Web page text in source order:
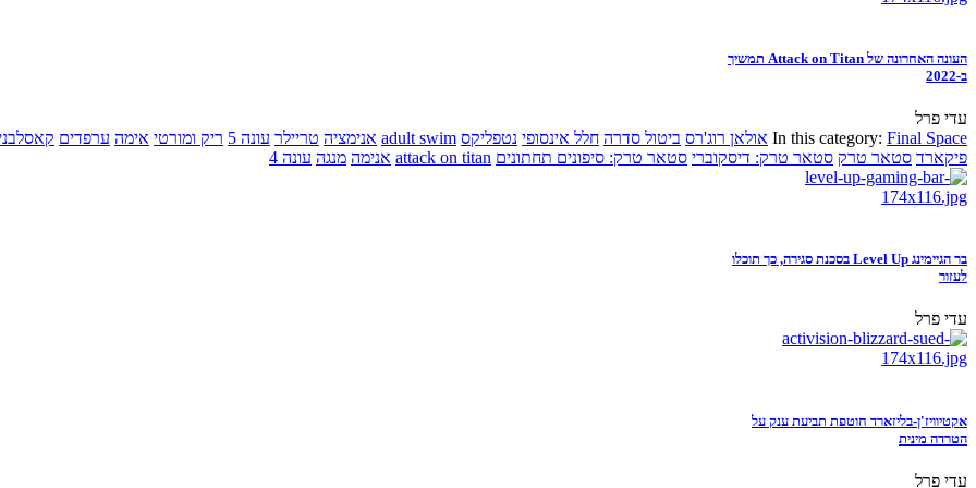
העונה האחרונה של Attack on Titan תמשיך
ב-2022
עדי פרל
In this category: Final Space אולאן רוג'רס ביטול סדרה חלל אינסופי נטפליקס adult swim אנימציה טריילר עונה 5 ריק ומורטי אימה ערפדים
פיקארד סטאר טרק סטאר טרק: דיסקוברי סטאר טרק: סיפונים תחתונים attack on titan אנימה מנגה עונה 4
בר הגיימינג Level Up בסכנת סגירה, כך תוכלו
לעזור
עדי פרל
אקטיוויז'ן-בליזארד חוטפת תביעת ענק על
הטרדה מינית
עדי פרל